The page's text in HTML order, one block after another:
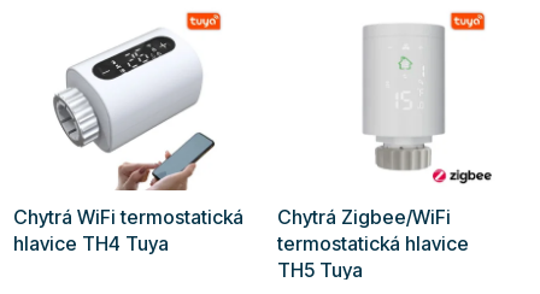
Chytrá WiFi termostatická
hlavice TH4 Tuya
Chytrá Zigbee/WiFi
termostatická hlavice
TH5 Tuya